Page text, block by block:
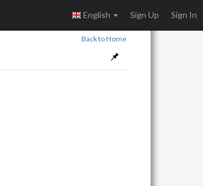
English Sign Up Sign In
Back to Home